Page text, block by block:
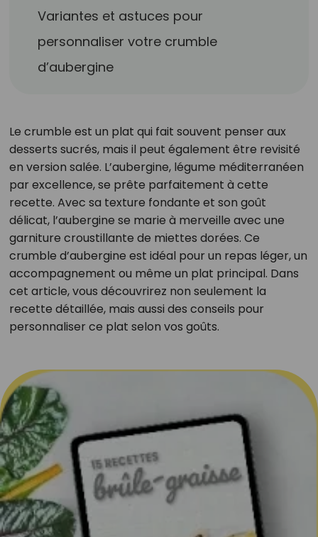
Variantes et astuces pour
personnaliser votre crumble
d’aubergine
Le crumble est un plat qui fait souvent penser aux
desserts sucrés, mais il peut également être revisité
en version salée. L’aubergine, légume méditerranéen
par excellence, se prête parfaitement à cette
recette. Avec sa texture fondante et son goût
délicat, l’aubergine se marie à merveille avec une
garniture croustillante de miettes dorées. Ce
crumble d’aubergine est idéal pour un repas léger, un
accompagnement ou même un plat principal. Dans
cet article, vous découvrirez non seulement la
recette détaillée, mais aussi des conseils pour
personnaliser ce plat selon vos goûts.